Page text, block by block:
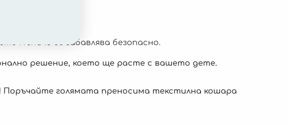
мъниче се забавлява безопасно.
решение, което ще расте с вашето дете.
голямата преносима текстилна кошара